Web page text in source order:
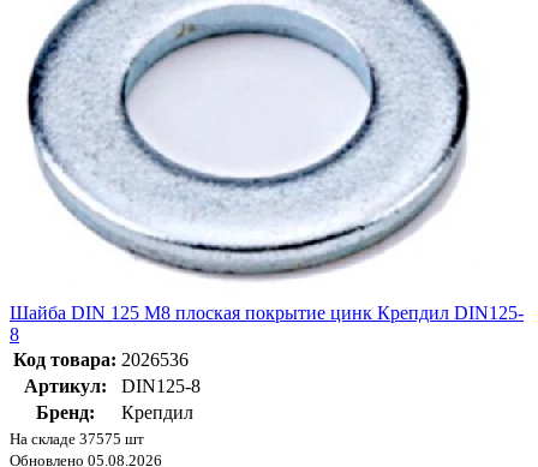
Шайба DIN 125 М8 плоская покрытие цинк Крепдил DIN125-
8
Код товара: 2026536
Артикул:
DIN125-8
Бренд:
Крепдил
На складе 37575 шт
Обновлено 05.08.2026